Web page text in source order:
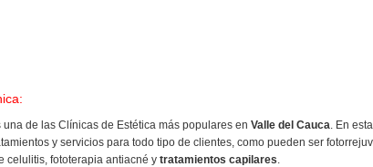
una de las Clínicas de Estética más populares en Valle del Cauca. En
y servicios para todo tipo de clientes, como pueden ser
celulitis, fototerapia antiacné y tratamientos capilares.